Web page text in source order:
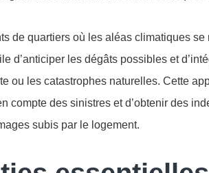
de quartiers où les aléas climatiques
d’anticiper les dégâts possibles et
ou les catastrophes naturelles. Cette
compte des sinistres et d’obtenir des
subis par le logement.